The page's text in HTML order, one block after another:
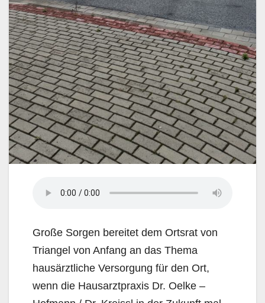
Große Sorgen bereitet dem Ortsrat von
Triangel von Anfang an das Thema
hausärztliche Versorgung für den Ort,
wenn die Hausarztpraxis Dr. Oelke –